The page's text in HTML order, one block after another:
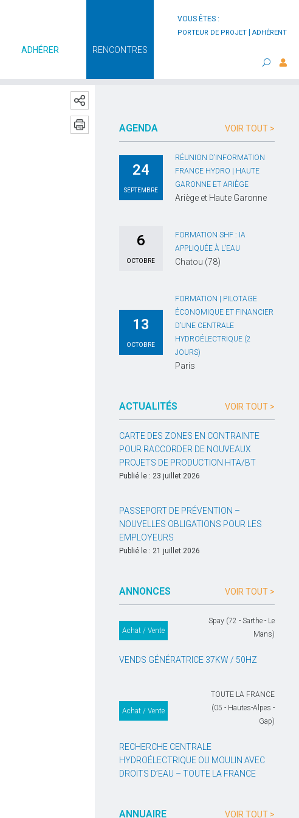
VOUS ÊTES :
PORTEUR DE PROJET ADHÉRENT
ADHÉRER RENCONTRES
AGENDA VOIR TOUT >
24
SEPTEMBRE
RÉUNION D’INFORMATION
FRANCE HYDRO | HAUTE
GARONNE ET ARIÈGE
Ariège et Haute Garonne
6
OCTOBRE
FORMATION SHF : IA
APPLIQUÉE À L’EAU
Chatou (78)
13
OCTOBRE
FORMATION | PILOTAGE
ÉCONOMIQUE ET FINANCIER
D’UNE CENTRALE
HYDROÉLECTRIQUE (2
JOURS)
Paris
ACTUALITÉS VOIR TOUT >
CARTE DES ZONES EN CONTRAINTE
POUR RACCORDER DE NOUVEAUX
PROJETS DE PRODUCTION HTA/BT
Publié le : 23 juillet 2026
PASSEPORT DE PRÉVENTION –
NOUVELLES OBLIGATIONS POUR LES
EMPLOYEURS
Publié le : 21 juillet 2026
ANNONCES VOIR TOUT >
Achat / Vente
Spay (72 - Sarthe - Le
Mans)
VENDS GÉNÉRATRICE 37KW / 50HZ
Achat / Vente
TOUTE LA FRANCE
(05 - Hautes-Alpes -
Gap)
RECHERCHE CENTRALE
HYDROÉLECTRIQUE OU MOULIN AVEC
DROITS D’EAU – TOUTE LA FRANCE
ANNUAIRE VOIR TOUT >